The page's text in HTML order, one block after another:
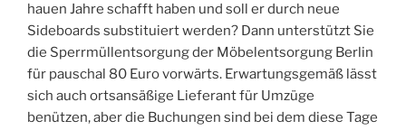
hauen Jahre schafft haben und soll er durch neue
Sideboards substituiert werden? Dann unterstützt Sie
die Sperrmüllentsorgung der Möbelentsorgung Berlin
für pauschal 80 Euro vorwärts. Erwartungsgemäß lässt
sich auch ortsansäßige Lieferant für Umzüge
benützen, aber die Buchungen sind bei dem diese Tage